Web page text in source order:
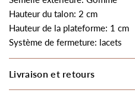
Hauteur du talon: 2 cm
Hauteur de la plateforme: 1 cm
Système de fermeture: lacets
Livraison et retours